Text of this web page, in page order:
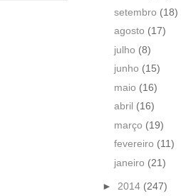
setembro (18)
agosto (17)
julho (8)
junho (15)
maio (16)
abril (16)
março (19)
fevereiro (11)
janeiro (21)
► 2014 (247)